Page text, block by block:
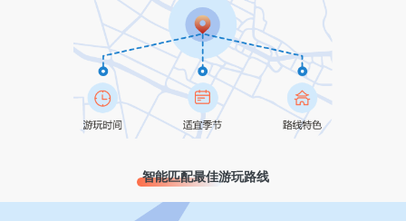
智能匹配最佳游玩路线